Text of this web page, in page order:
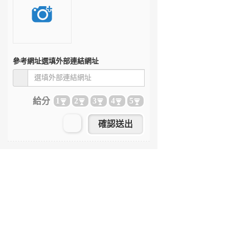
參考網址選填外部連結網址
給分 1 2 3 4 5